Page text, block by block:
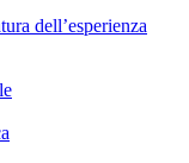
dell’esperienza